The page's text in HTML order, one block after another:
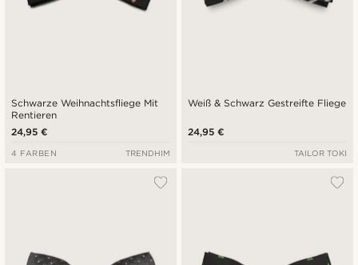
Schwarze Weihnachtsfliege Mit
Rentieren
24,95 €
4 FARBEN TRENDHIM
Weiß & Schwarz Gestreifte Fliege
24,95 €
TAILOR TOKI